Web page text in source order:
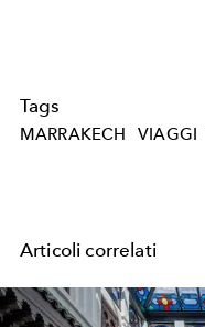
Tags
MARRAKECH VIAGGI
Articoli correlati